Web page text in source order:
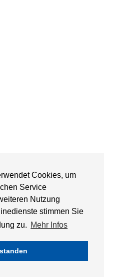
Cookies, um
Service
Nutzung
stimmen Sie
zu. Mehr Infos